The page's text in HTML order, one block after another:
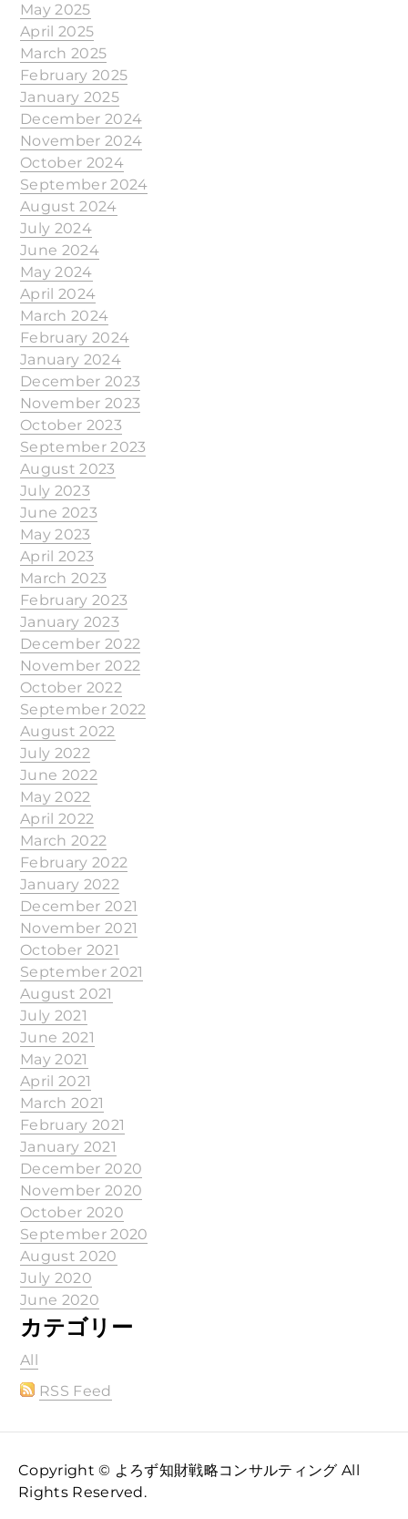
May 2025
April 2025
March 2025
February 2025
January 2025
December 2024
November 2024
October 2024
September 2024
August 2024
July 2024
June 2024
May 2024
April 2024
March 2024
February 2024
January 2024
December 2023
November 2023
October 2023
September 2023
August 2023
July 2023
June 2023
May 2023
April 2023
March 2023
February 2023
January 2023
December 2022
November 2022
October 2022
September 2022
August 2022
July 2022
June 2022
May 2022
April 2022
March 2022
February 2022
January 2022
December 2021
November 2021
October 2021
September 2021
August 2021
July 2021
June 2021
May 2021
April 2021
March 2021
February 2021
January 2021
December 2020
November 2020
October 2020
September 2020
August 2020
July 2020
June 2020
カテゴリー
All
RSS Feed
Copyright © よろず知財戦略コンサルティング All
Rights Reserved.